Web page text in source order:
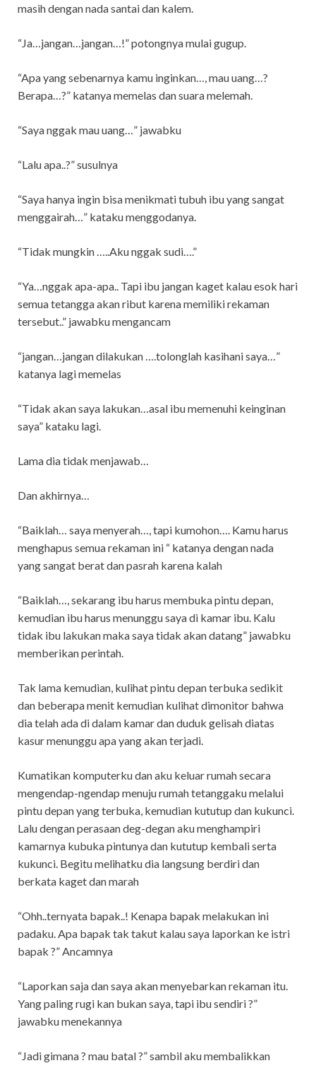
masih dengan nada santai dan kalem.
“Ja…jangan…jangan…!” potongnya mulai gugup.
“Apa yang sebenarnya kamu inginkan…, mau uang…?
Berapa…?” katanya memelas dan suara melemah.
“Saya nggak mau uang…” jawabku
“Lalu apa..?” susulnya
“Saya hanya ingin bisa menikmati tubuh ibu yang sangat
menggairah…” kataku menggodanya.
“Tidak mungkin …..Aku nggak sudi….”
“Ya…nggak apa-apa.. Tapi ibu jangan kaget kalau esok hari
semua tetangga akan ribut karena memiliki rekaman
tersebut..” jawabku mengancam
“jangan…jangan dilakukan ….tolonglah kasihani saya…”
katanya lagi memelas
“Tidak akan saya lakukan…asal ibu memenuhi keinginan
saya” kataku lagi.
Lama dia tidak menjawab…
Dan akhirnya…
“Baiklah… saya menyerah…, tapi kumohon…. Kamu harus
menghapus semua rekaman ini “ katanya dengan nada
yang sangat berat dan pasrah karena kalah
“Baiklah…, sekarang ibu harus membuka pintu depan,
kemudian ibu harus menunggu saya di kamar ibu. Kalu
tidak ibu lakukan maka saya tidak akan datang” jawabku
memberikan perintah.
Tak lama kemudian, kulihat pintu depan terbuka sedikit
dan beberapa menit kemudian kulihat dimonitor bahwa
dia telah ada di dalam kamar dan duduk gelisah diatas
kasur menunggu apa yang akan terjadi.
Kumatikan komputerku dan aku keluar rumah secara
mengendap-ngendap menuju rumah tetanggaku melalui
pintu depan yang terbuka, kemudian kututup dan kukunci.
Lalu dengan perasaan deg-degan aku menghampiri
kamarnya kubuka pintunya dan kututup kembali serta
kukunci. Begitu melihatku dia langsung berdiri dan
berkata kaget dan marah
“Ohh..ternyata bapak..! Kenapa bapak melakukan ini
padaku. Apa bapak tak takut kalau saya laporkan ke istri
bapak ?” Ancamnya
“Laporkan saja dan saya akan menyebarkan rekaman itu.
Yang paling rugi kan bukan saya, tapi ibu sendiri ?”
jawabku menekannya
“Jadi gimana ? mau batal ?” sambil aku membalikkan